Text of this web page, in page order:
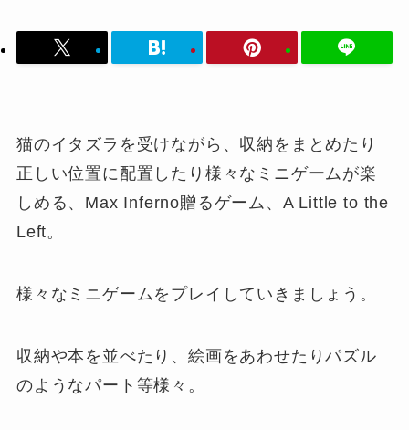
猫のイタズラを受けながら、収納をまとめたり
正しい位置に配置したり様々なミニゲームが楽
しめる、Max Inferno贈るゲーム、A Little to the
Left。
様々なミニゲームをプレイしていきましょう。
収納や本を並べたり、絵画をあわせたりパズル
のようなパート等様々。